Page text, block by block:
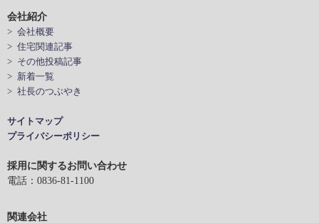
会社紹介
> 会社概要
> 住宅関連記事
> その他投稿記事
> 新着一覧
> 社長のつぶやき
サイトマップ
プライバシーポリシー
採用に関するお問い合わせ
電話：0836-81-1100
関連会社